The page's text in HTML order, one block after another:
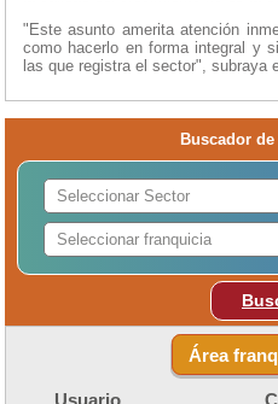
"Este asunto amerita atención
como hacerlo en forma integral y
las que registra el sector", subraya
Buscador
Área
Usuario